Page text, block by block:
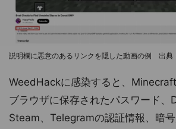
説明欄に悪意のあるリンクを隠した動画の例 出典
WeedHackに感染すると、
ブラウザに保存されたパスワード、
Steam、Telegramの認証情報、暗